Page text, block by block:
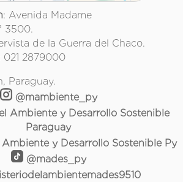
: Avenida Madame
3500.
de la Guerra del Chaco.
021 2879000
Paraguay.
@mambiente_py
Ambiente y Desarrollo Sostenible
Paraguay
y Desarrollo Sostenible Py
@mades_py